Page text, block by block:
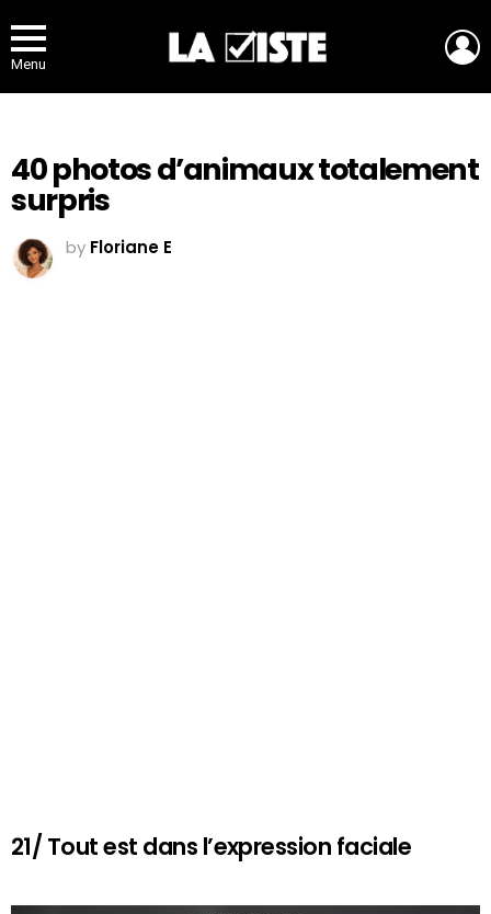
Menu
40 photos d’animaux totalement
surpris
by Floriane E
21/ Tout est dans l’expression faciale